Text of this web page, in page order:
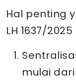
Hal penting
LH 1637/
mulai